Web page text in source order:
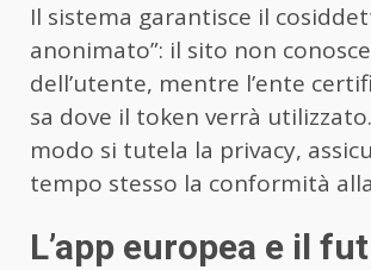
Il sistema garantisce il
anonimato”: il sito non
dell’utente, mentre l’ente
sa dove il token verrà
modo si tutela la privacy,
tempo stesso la conformità
L’app europea e il